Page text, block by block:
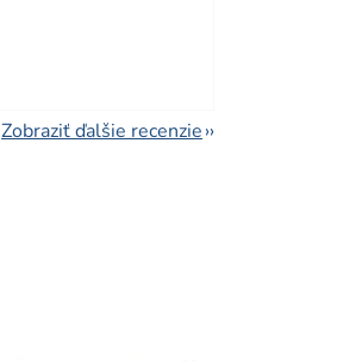
Zobraziť ďalšie recenzie